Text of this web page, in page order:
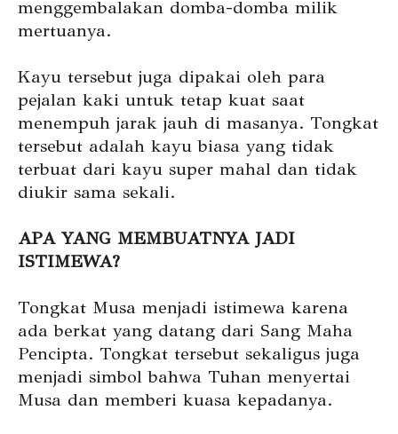
menggembalakan domba-domba milik
mertuanya.
Kayu tersebut juga dipakai oleh para
pejalan kaki untuk tetap kuat saat
menempuh jarak jauh di masanya. Tongkat
tersebut adalah kayu biasa yang tidak
terbuat dari kayu super mahal dan tidak
diukir sama sekali.
APA YANG MEMBUATNYA JADI
ISTIMEWA?
Tongkat Musa menjadi istimewa karena
ada berkat yang datang dari Sang Maha
Pencipta. Tongkat tersebut sekaligus juga
menjadi simbol bahwa Tuhan menyertai
Musa dan memberi kuasa kepadanya.